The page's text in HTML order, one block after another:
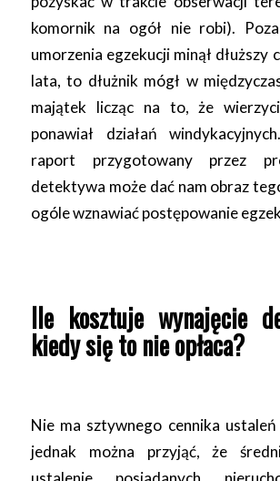
komornik na ogół nie robi).
umorzenia egzekucji minął dłuższy
lata, to dłużnik mógł w
majątek licząc na to, że
ponawiał działań
raport przygotowany przez
detektywa może dać nam obraz
ogóle wznawiać postępowanie
Ile kosztuje wynajęcie
kiedy się to nie opłaca?
Nie ma sztywnego cennika
jednak można przyjąć, że